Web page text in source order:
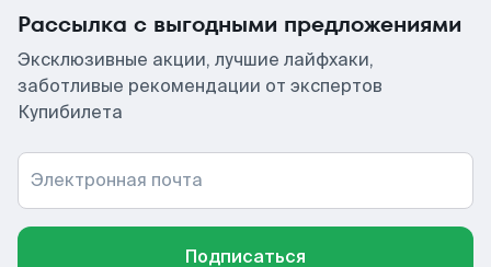
Рассылка с выгодными предложениями
Эксклюзивные акции, лучшие лайфхаки,
заботливые рекомендации от экспертов
Купибилета
Электронная почта
Подписаться